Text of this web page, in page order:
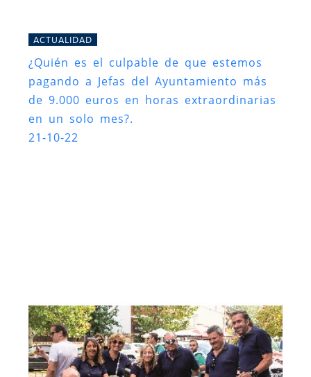
ACTUALIDAD
¿Quién es el culpable de que estemos
pagando a Jefas del Ayuntamiento más
de 9.000 euros en horas extraordinarias
en un solo mes?.
21-10-22